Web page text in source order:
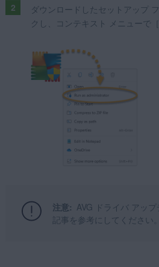
ダウンロードしたセットアップ
クし、コンテキスト メニューで［
注意: AVG ドライバ アッ
記事を参考にしてください。